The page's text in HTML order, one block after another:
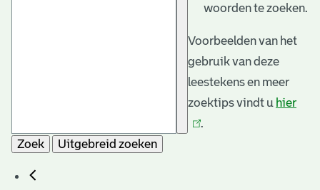
woorden te zoeken.
Voorbeelden van het
gebruik van deze
leestekens en meer
zoektips vindt u hier
.
Zoek
Uitgebreid zoeken